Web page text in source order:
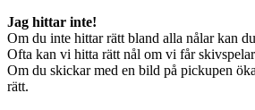
Jag hittar inte!
Om du inte hittar rätt bland alla nålar kan
Ofta kan vi hitta rätt nål om vi får
Om du skickar med en bild på pickupen
rätt.